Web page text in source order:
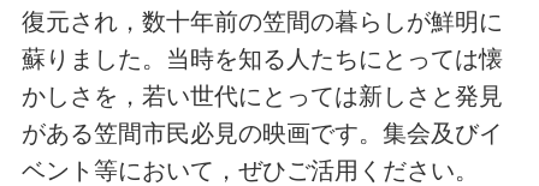
復元され，数十年前の笠間の暮らしが鮮明に
蘇りました。当時を知る人たちにとっては懐
かしさを，若い世代にとっては新しさと発見
がある笠間市民必見の映画です。集会及びイ
ベント等において，ぜひご活用ください。